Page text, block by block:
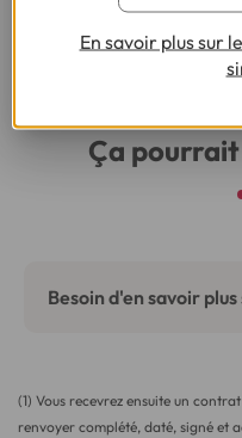
Ça
Besoin d'en savoir
(1) Vous recevrez ensuite un
renvoyer complété, daté, signé et
En savoir plus sur